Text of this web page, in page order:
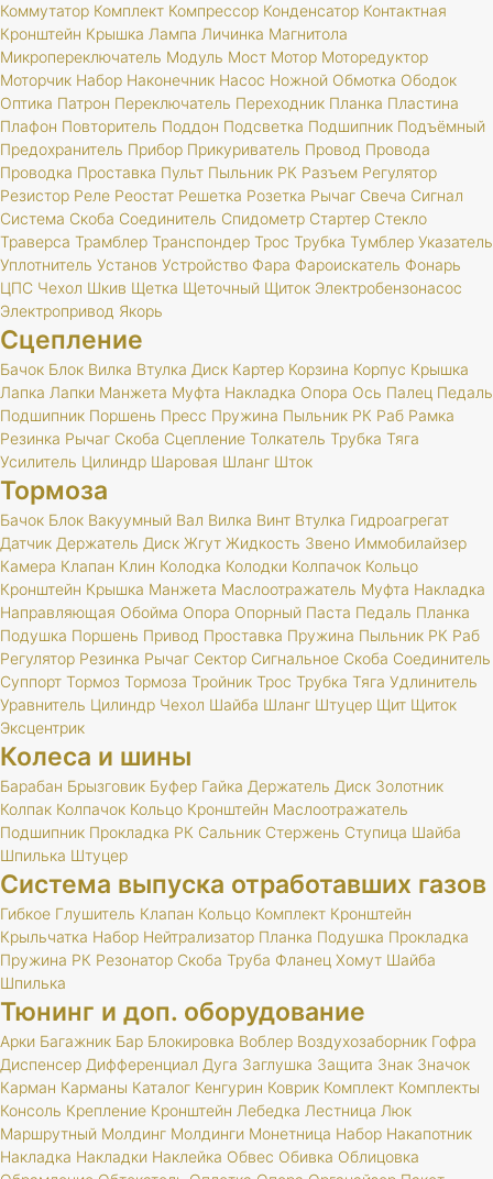
Коммутатор Комплект Компрессор Конденсатор Контактная
Кронштейн Крышка Лампа Личинка Магнитола
Микропереключатель Модуль Мост Мотор Моторедуктор
Моторчик Набор Наконечник Насос Ножной Обмотка Ободок
Оптика Патрон Переключатель Переходник Планка Пластина
Плафон Повторитель Поддон Подсветка Подшипник Подъёмный
Предохранитель Прибор Прикуриватель Провод Провода
Проводка Проставка Пульт Пыльник РК Разъем Регулятор
Резистор Реле Реостат Решетка Розетка Рычаг Свеча Сигнал
Система Скоба Соединитель Спидометр Стартер Стекло
Траверса Трамблер Транспондер Трос Трубка Тумблер Указатель
Уплотнитель Установ Устройство Фара Фароискатель Фонарь
ЦПС Чехол Шкив Щетка Щеточный Щиток Электробензонасос
Электропривод Якорь
Сцепление
Бачок Блок Вилка Втулка Диск Картер Корзина Корпус Крышка
Лапка Лапки Манжета Муфта Накладка Опора Ось Палец Педаль
Подшипник Поршень Пресс Пружина Пыльник РК Раб Рамка
Резинка Рычаг Скоба Сцепление Толкатель Трубка Тяга
Усилитель Цилиндр Шаровая Шланг Шток
Тормоза
Бачок Блок Вакуумный Вал Вилка Винт Втулка Гидроагрегат
Датчик Держатель Диск Жгут Жидкость Звено Иммобилайзер
Камера Клапан Клин Колодка Колодки Колпачок Кольцо
Кронштейн Крышка Манжета Маслоотражатель Муфта Накладка
Направляющая Обойма Опора Опорный Паста Педаль Планка
Подушка Поршень Привод Проставка Пружина Пыльник РК Раб
Регулятор Резинка Рычаг Сектор Сигнальное Скоба Соединитель
Суппорт Тормоз Тормоза Тройник Трос Трубка Тяга Удлинитель
Уравнитель Цилиндр Чехол Шайба Шланг Штуцер Щит Щиток
Эксцентрик
Колеса и шины
Барабан Брызговик Буфер Гайка Держатель Диск Золотник
Колпак Колпачок Кольцо Кронштейн Маслоотражатель
Подшипник Прокладка РК Сальник Стержень Ступица Шайба
Шпилька Штуцер
Система выпуска отработавших газов
Гибкое Глушитель Клапан Кольцо Комплект Кронштейн
Крыльчатка Набор Нейтрализатор Планка Подушка Прокладка
Пружина РК Резонатор Скоба Труба Фланец Хомут Шайба
Шпилька
Тюнинг и доп. оборудование
Арки Багажник Бар Блокировка Воблер Воздухозаборник Гофра
Диспенсер Дифференциал Дуга Заглушка Защита Знак Значок
Карман Карманы Каталог Кенгурин Коврик Комплект Комплекты
Консоль Крепление Кронштейн Лебедка Лестница Люк
Маршрутный Молдинг Молдинги Монетница Набор Накапотник
Накладка Накладки Наклейка Обвес Обивка Облицовка